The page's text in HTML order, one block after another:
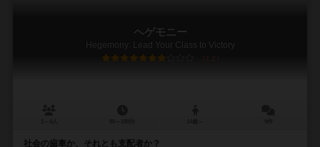
ヘゲモニー
Hegemony: Lead Your Class to Victory
7.2
社会の歯車か、それとも支配者か？